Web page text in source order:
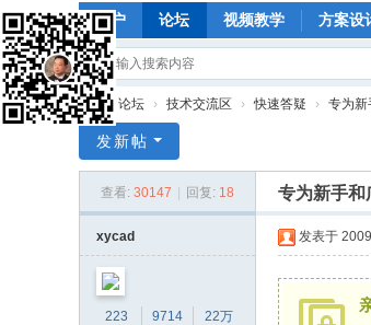
门户 论坛 视频教学 方案设
Y
» 论坛 › 技术交流区 › 快速答疑 › 专为新
发新帖
查看: 30147 回复: 18 专为新手和
xycad
223
9714
22万
发表于